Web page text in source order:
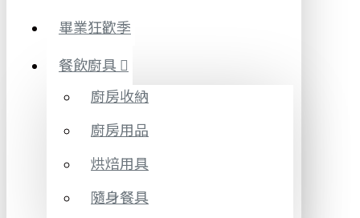
畢業狂歡季
餐飲廚具
廚房收納
廚房用品
烘焙用具
隨身餐具